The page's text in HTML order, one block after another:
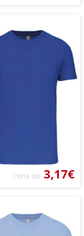
Cena od 3,17€